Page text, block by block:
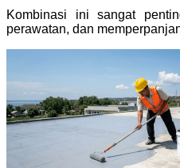
Kombinasi ini sangat
perawatan, dan